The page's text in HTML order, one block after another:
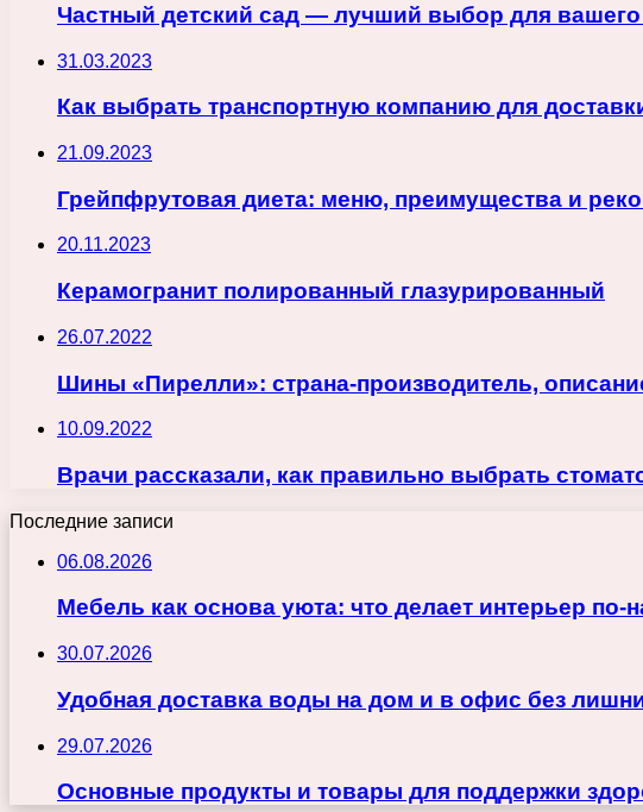
Частный детский сад — лучший выбор для вашего
31.03.2023
Как выбрать транспортную компанию для
21.09.2023
Грейпфрутовая диета: меню, преимущества и
20.11.2023
Керамогранит полированный глазурированный
26.07.2022
Шины «Пирелли»: страна-производитель,
10.09.2022
Врачи рассказали, как правильно выбрать
Последние записи
06.08.2026
Мебель как основа уюта: что делает интерьер
30.07.2026
Удобная доставка воды на дом и в офис без
29.07.2026
Основные продукты и товары для поддержки